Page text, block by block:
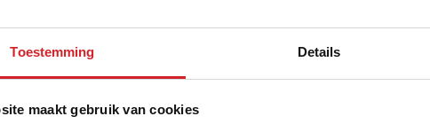
Toestemming Details
maakt gebruik van cookies
bedrijven.